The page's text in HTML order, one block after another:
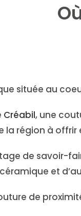
située au
Créabil, une
la région à offrir
de savoir-
et
de